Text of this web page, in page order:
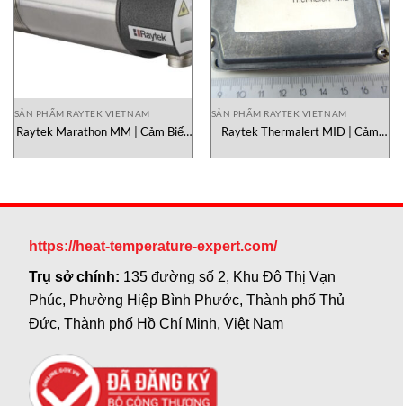
SẢN PHẨM RAYTEK VIETNAM
Raytek Marathon MM | Cảm Biến
Nghiệp Cao Cấp (Spot Pyrometer)
SẢN PHẨM RAYTEK VIETNAM
Raytek Thermalert MID | Cảm
Miniature Công Nghiệp
https://heat-temperature-expert.com/
Trụ sở chính: 135 đường số 2, Khu Đô Thị Vạn
Phúc, Phường Hiệp Bình Phước, Thành phố Thủ
Đức, Thành phố Hồ Chí Minh, Việt Nam